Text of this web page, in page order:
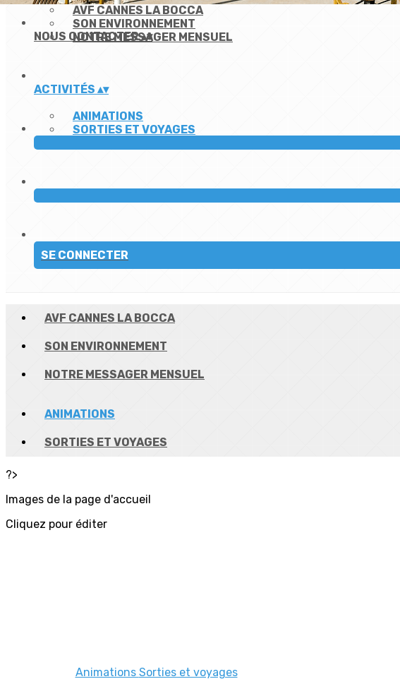
AVF CANNES LA BOCCA
SON ENVIRONNEMENT
NOTRE MESSAGER MENSUEL
NOUS CONTACTER▴▾
ACTIVITÉS ▴▾
ANIMATIONS
SORTIES ET VOYAGES
SE CONNECTER
AVF CANNES LA BOCCA
SON ENVIRONNEMENT
NOTRE MESSAGER MENSUEL
ANIMATIONS
SORTIES ET VOYAGES
?>
Images de la page d'accueil
Cliquez pour éditer
Animations Sorties et voyages